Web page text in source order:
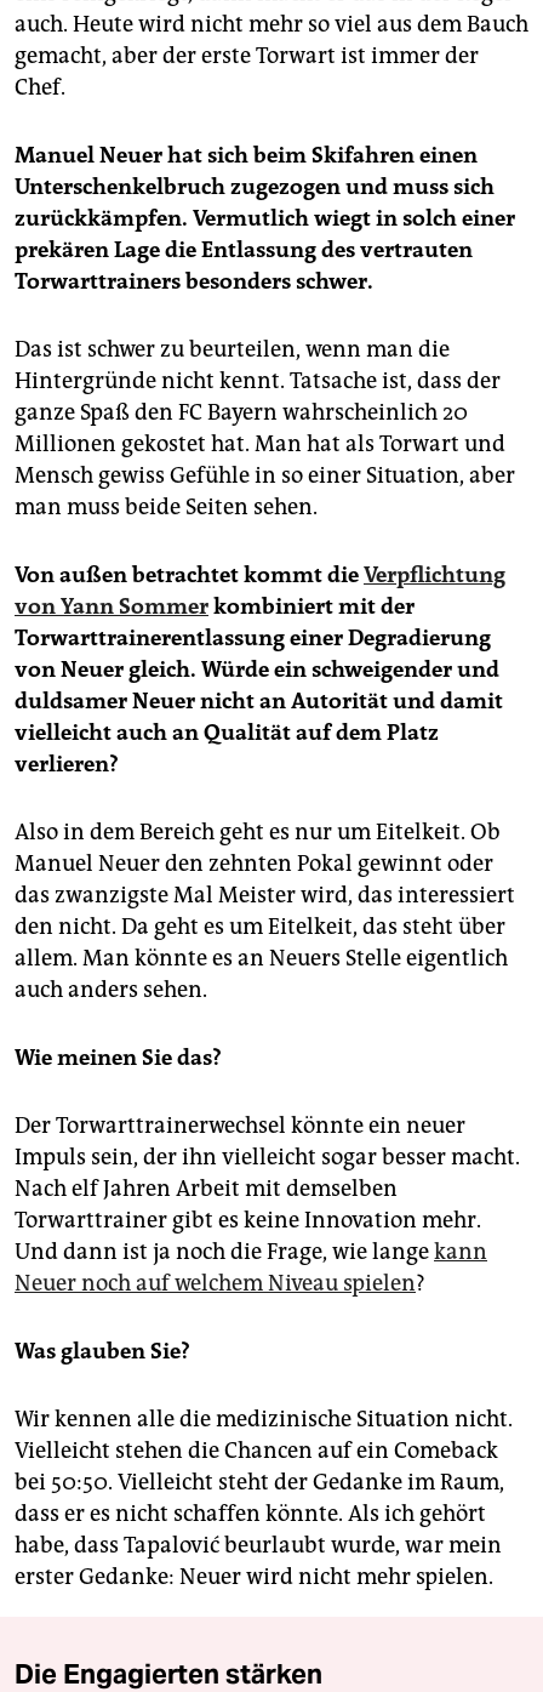
auch. Heute wird nicht mehr so viel aus dem Bauch
gemacht, aber der erste Torwart ist immer der
Chef.
Manuel Neuer hat sich beim Skifahren einen
Unterschenkelbruch zugezogen und muss sich
zurückkämpfen. Vermutlich wiegt in solch einer
prekären Lage die Entlassung des vertrauten
Torwarttrainers besonders schwer.
Das ist schwer zu beurteilen, wenn man die
Hintergründe nicht kennt. Tatsache ist, dass der
ganze Spaß den FC Bayern wahrscheinlich 20
Millionen gekostet hat. Man hat als Torwart und
Mensch gewiss Gefühle in so einer Situation, aber
man muss beide Seiten sehen.
Von außen betrachtet kommt dieVerpflichtung
von Yann Sommerkombiniert mit der
Torwarttrainerentlassung einer Degradierung
von Neuer gleich. Würde ein schweigender und
duldsamer Neuer nicht an Autorität und damit
vielleicht auch an Qualität auf dem Platz
verlieren?
Also in dem Bereich geht es nur um Eitelkeit. Ob
Manuel Neuer den zehnten Pokal gewinnt oder
das zwanzigste Mal Meister wird, das interessiert
den nicht. Da geht es um Eitelkeit, das steht über
allem. Man könnte es an Neuers Stelle eigentlich
auch anders sehen.
Wie meinen Sie das?
Der Torwarttrainerwechsel könnte ein neuer
Impuls sein, der ihn vielleicht sogar besser macht.
Nach elf Jahren Arbeit mit demselben
Torwarttrainer gibt es keine Innovation mehr.
Und dann ist ja noch die Frage, wie langekann
Neuer noch auf welchem Niveau spielen?
Was glauben Sie?
Wir kennen alle die medizinische Situation nicht.
Vielleicht stehen die Chancen auf ein Comeback
bei 50:50. Vielleicht steht der Gedanke im Raum,
dass er es nicht schaffen könnte. Als ich gehört
habe, dass Tapalović beurlaubt wurde, war mein
erster Gedanke: Neuer wird nicht mehr spielen.
Die Engagierten stärken